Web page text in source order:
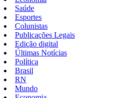
Saúde
Esportes
Colunistas
Publicações Legais
Edição digital
Últimas Notícias
Política
Brasil
RN
Mundo